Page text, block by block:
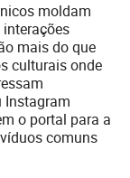
moldam
mais do que
culturais onde
Instagram
o portal para a
comuns